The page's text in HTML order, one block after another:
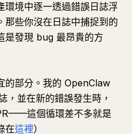
環境中逐一透過錯誤日誌浮
那些你沒在日誌中捕捉到的
是發現 bug 最昂貴的方
的部分。我的 OpenClaw
，並在新的錯誤發生時，
這個循環差不多就是
在這裡）